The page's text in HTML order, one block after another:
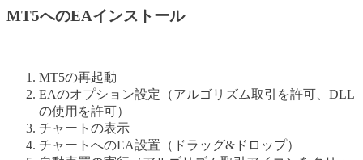
MT5へのEAインストール
MT5の再起動
EAのオプション設定（アルゴリズム取引を許可、DLL
の使用を許可）
チャートの表示
チャートへのEA設置（ドラッグ&ドロップ）